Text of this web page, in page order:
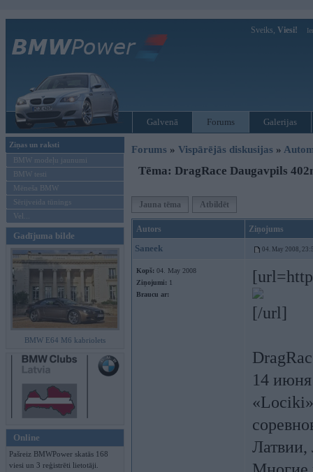
Sveiks, Viesi!
Galvenā Forums Galerijas
Ziņas un raksti
BMW modeļu jaunumi
BMW testi
Mēneša BMW
Sērijveida tūnings
Vel...
Gadījuma bilde
BMW E64 M6 kabriolets
Online
Pašreiz BMWPower skatās 168
viesi un 3 reģistrēti lietotāji.
Forums » Vispārējās diskusijas »
Tēma: DragRace Daugavpils
Jauna tēma Atbildēt
Autors Ziņojums
Saneek 04. May 2008,
Kopš: 04. May 2008
Ziņojumi: 1
Braucu ar:
[/url]
14 июня
«Lociki»